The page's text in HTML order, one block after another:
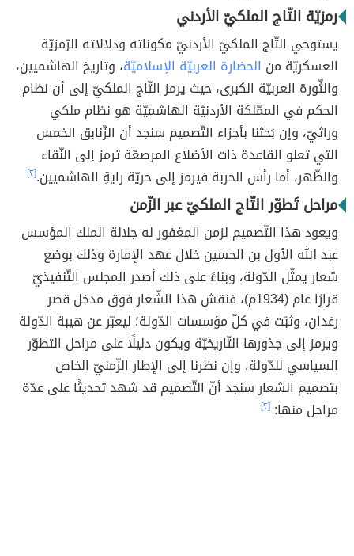
رمزيّة التّاج الملكيّ الأردني
يستوحي التّاج الملكيّ الأردنيّ مكوناته ودلالاته الرّمزيّة
العسكريّة من الحضارة العربيّة الإسلاميّة، وتاريخ الهاشميين،
والثّورة العربيّة الكبرى، حيث يرمز التّاج الملكيّ إلى أن نظام
الحكم في الممّلكة الأردنيّة الهاشميّة هو نظام ملكي
وراثيّ، وإن بَحثنا بأجزاء التّصميم سنجد أن الزّنابق الخمس
التي تعلو القاعدة ذات الأضلاع المرصعّة ترمز إلى النّقاء
والطّهر، أما رأس الحربة فيرمز إلى حريّة رايةِ الهاشميين.[٢]
مراحل تَطوّر التّاج الملكيّ عبر الزّمن
ويعود هذا التّصميم لزمن المغفور له جلالة الملك المؤسس
عبد الله الأول بن الحسين خلال عهد الإمارة وذلك بوضع
شعار يمثّل الدّولة، وبناءً على ذلك أصدر المجلس التّنفيذيّ
قرارًا عام (1934م)، فنقش هذا الشّعار فوق مدخل قصر
رغدان، وثبّت في كلّ مؤسسات الدّولة؛ ليعبّر عن هيبة الدّولة
ويرمز إلى جذورها التّاريخيّة ويكون دليلًا على مراحل التطوّر
السياسي للدّولة، وإن نظرنا إلى الإطار الزّمنيّ الخاص
بتصميم الشعار سنجد أنّ التّصميم قد شهد تحديثًا على عدّة
مراحل منها: [٢]